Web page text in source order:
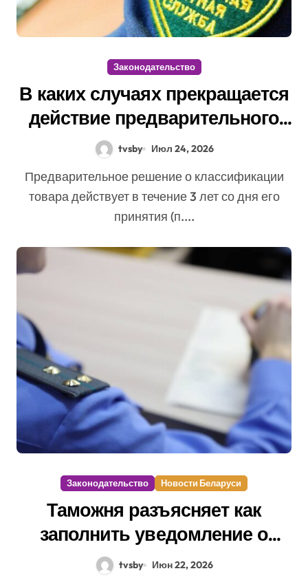
Законодательство
В каких случаях прекращается
действие предварительного
решения о классификации
tvsby Июл 24, 2026
Предварительное решение о классификации
товара действует в течение 3 лет со дня его
принятия (п....
Законодательство Новости Беларуси
Таможня разъясняет как
заполнить уведомление о
размещении товаров в зоне
tvsby Июн 22, 2026